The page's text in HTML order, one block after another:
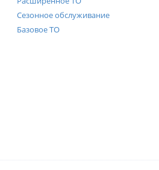
Сезонное обслуживание
Базовое ТО